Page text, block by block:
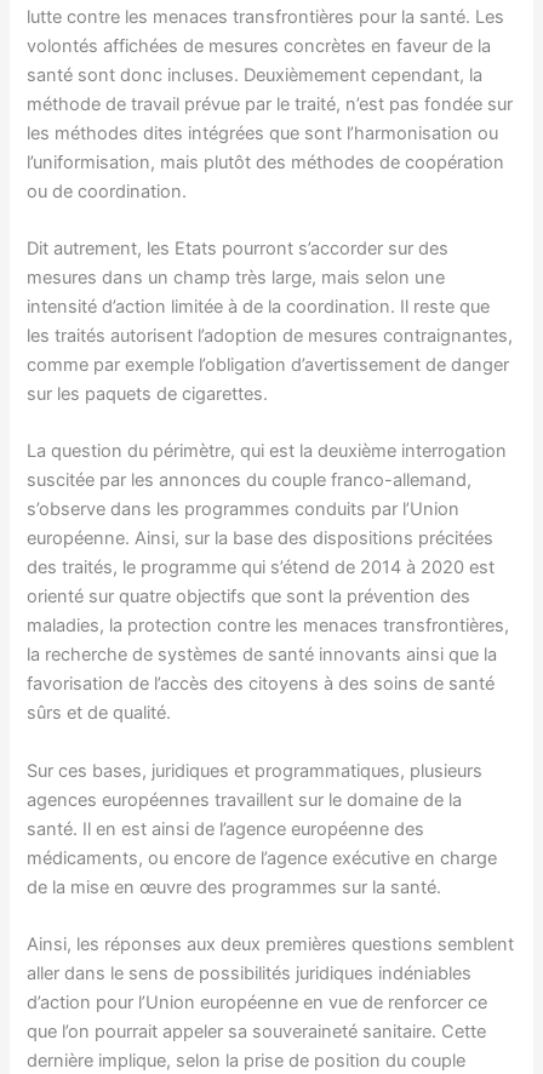
lutte contre les menaces transfrontières pour la santé. Les
volontés affichées de mesures concrètes en faveur de la
santé sont donc incluses. Deuxièmement cependant, la
méthode de travail prévue par le traité, n’est pas fondée sur
les méthodes dites intégrées que sont l’harmonisation ou
l’uniformisation, mais plutôt des méthodes de coopération
ou de coordination.
Dit autrement, les Etats pourront s’accorder sur des
mesures dans un champ très large, mais selon une
intensité d’action limitée à de la coordination. Il reste que
les traités autorisent l’adoption de mesures contraignantes,
comme par exemple l’obligation d’avertissement de danger
sur les paquets de cigarettes.
La question du périmètre, qui est la deuxième interrogation
suscitée par les annonces du couple franco-allemand,
s’observe dans les programmes conduits par l’Union
européenne. Ainsi, sur la base des dispositions précitées
des traités, le programme qui s’étend de 2014 à 2020 est
orienté sur quatre objectifs que sont la prévention des
maladies, la protection contre les menaces transfrontières,
la recherche de systèmes de santé innovants ainsi que la
favorisation de l’accès des citoyens à des soins de santé
sûrs et de qualité.
Sur ces bases, juridiques et programmatiques, plusieurs
agences européennes travaillent sur le domaine de la
santé. Il en est ainsi de l’agence européenne des
médicaments, ou encore de l’agence exécutive en charge
de la mise en œuvre des programmes sur la santé.
Ainsi, les réponses aux deux premières questions semblent
aller dans le sens de possibilités juridiques indéniables
d’action pour l’Union européenne en vue de renforcer ce
que l’on pourrait appeler sa souveraineté sanitaire. Cette
dernière implique, selon la prise de position du couple